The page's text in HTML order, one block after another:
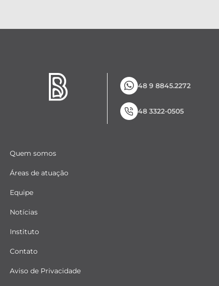
48 9 8845.2272
48 3322-0505
Quem somos
Áreas de atuação
Equipe
Notícias
Instituto
Contato
Aviso de Privacidade